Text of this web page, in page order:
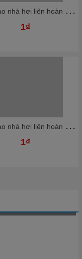
N
hà phao nhà hơi liên hoàn NPNHKB03 Dochoikinhbac - Khu trò chơi phao hơi vui nhộn
1₫
N
hà phao nhà hơi liên hoàn NPNHKB02 Dochoikinhbac - Khu trò chơi phao hơi vui nhộn
1₫